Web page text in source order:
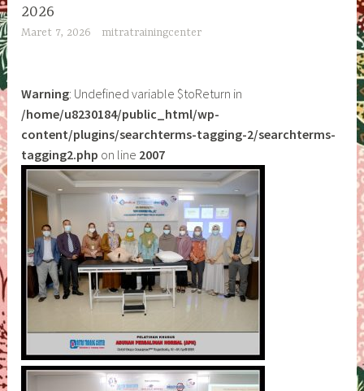
2026
Maret 7, 2026 mitratrainingcenter
Warning: Undefined variable $toReturn in
/home/u8230184/public_html/wp-
content/plugins/searchterms-tagging-2/searchterms-
tagging2.php on line 2007